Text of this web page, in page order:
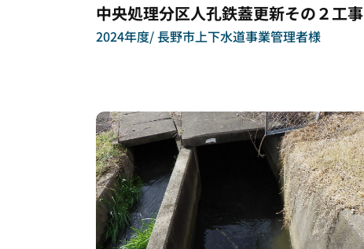
中央処理分区人孔鉄蓋更新その２工事
2024年度 長野市上下水道事業管理者様